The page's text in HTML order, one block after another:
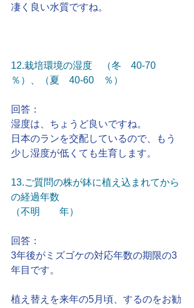
凄く良い水質ですね。
12.栽培環境の湿度　（冬　40-70
％）、（夏　40-60　％）
回答：
湿度は、ちょうど良いですね。
日本のランを交配しているので、もう
少し湿度が低くても生育します。
13.ご質問の株が鉢に植え込まれてから
の経過年数
（不明　　年）
回答：
3年後がミズゴケの対応年数の期限の3
年目です。
植え替えを来年の5月頃、するのをお勧